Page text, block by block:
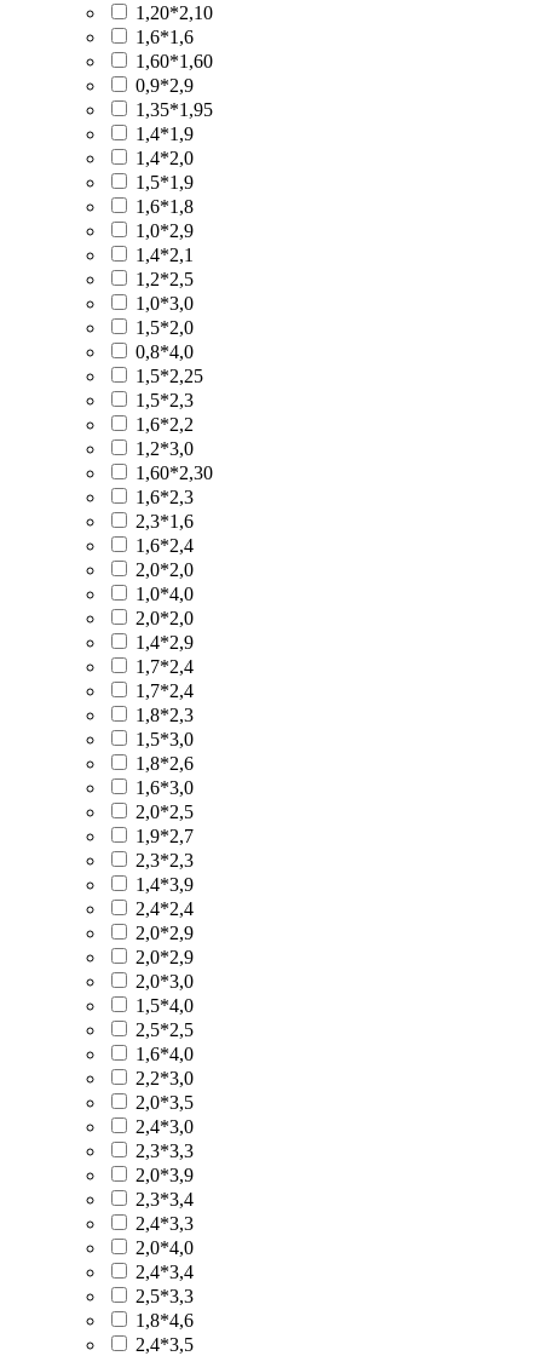
1,20*2,10
1,6*1,6
1,60*1,60
0,9*2,9
1,35*1,95
1,4*1,9
1,4*2,0
1,5*1,9
1,6*1,8
1,0*2,9
1,4*2,1
1,2*2,5
1,0*3,0
1,5*2,0
0,8*4,0
1,5*2,25
1,5*2,3
1,6*2,2
1,2*3,0
1,60*2,30
1,6*2,3
2,3*1,6
1,6*2,4
2,0*2,0
1,0*4,0
2,0*2,0
1,4*2,9
1,7*2,4
1,7*2,4
1,8*2,3
1,5*3,0
1,8*2,6
1,6*3,0
2,0*2,5
1,9*2,7
2,3*2,3
1,4*3,9
2,4*2,4
2,0*2,9
2,0*2,9
2,0*3,0
1,5*4,0
2,5*2,5
1,6*4,0
2,2*3,0
2,0*3,5
2,4*3,0
2,3*3,3
2,0*3,9
2,3*3,4
2,4*3,3
2,0*4,0
2,4*3,4
2,5*3,3
1,8*4,6
2,4*3,5